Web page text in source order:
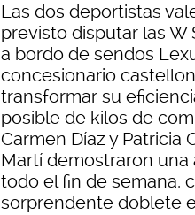
Las dos deportistas
previsto disputar las W
a bordo de sendos
concesionario
transformar su
posible de kilos de
Carmen Díaz y Patricia
Martí demostraron
todo el fin de semana,
sorprendente doblete